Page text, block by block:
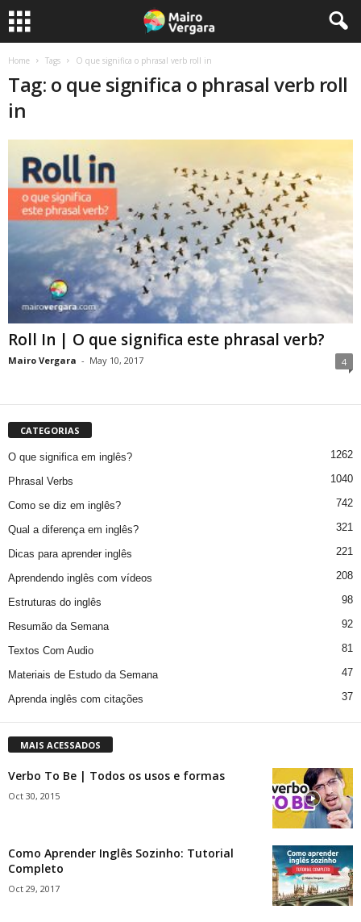
Home Tags O que significa o phrasal verb roll in
Tag: o que significa o phrasal verb roll
in
Roll In | O que significa este phrasal verb?
Mairo Vergara - May 10, 2017 4
CATEGORIAS
O que significa em inglês? 1262
Phrasal Verbs 1040
Como se diz em inglês? 742
Qual a diferença em inglês? 321
Dicas para aprender inglês 221
Aprendendo inglês com vídeos 208
Estruturas do inglês 98
Resumão da Semana 92
Textos Com Audio 81
Materiais de Estudo da Semana 47
Aprenda inglês com citações 37
MAIS ACESSADOS
Verbo To Be | Todos os usos e formas
Oct 30, 2015
Como Aprender Inglês Sozinho: Tutorial
Completo
Oct 29, 2017